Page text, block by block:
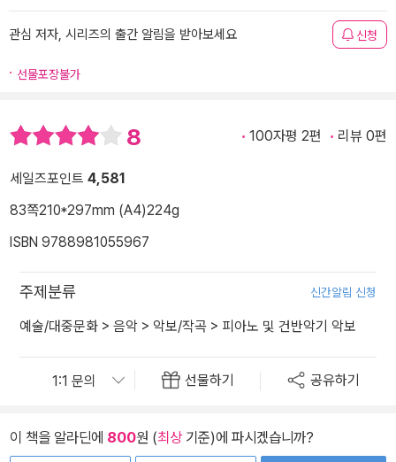
관심 저자, 시리즈의 출간 알림을 받아보세요 신청
선물포장불가
8 100자평 2편 리뷰 0편
세일즈포인트 4,581
83쪽210*297mm (A4)224g
ISBN 9788981055967
주제분류 신간알림 신청
예술/대중문화 > 음악 > 악보/작곡 > 피아노 및 건반악기 악보
선물하기 공유하기
이 책을 알라딘에 800원 (최상기준)에 파시겠습니까?